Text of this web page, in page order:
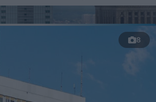
8